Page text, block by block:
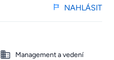
NAHLÁSIT
Management a vedení